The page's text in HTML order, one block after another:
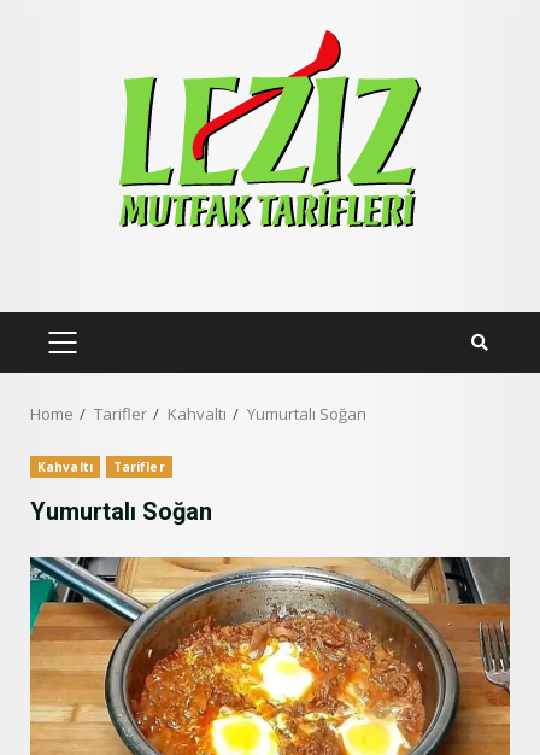
PRIMARY
Home Tarifler Kahvaltı Yumurtalı Soğan
Kahvaltı Tarifler
Yumurtalı Soğan